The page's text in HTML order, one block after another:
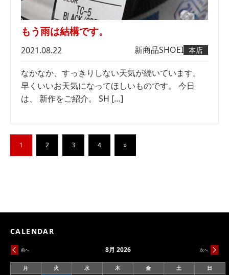
もう雨は結構です。
2021.08.22 新商品SHOEI 本店
なかなか、すっきりしない天気が続いています。
早くいいお天気になってほしいものです。 今日
は、 新作をご紹介。 SH […]
1 2 3 4 »
CALENDAR
前へ 次へ
8月 2026
月
曜
火
曜
水
曜
木
曜
金
曜
土
曜
日
曜